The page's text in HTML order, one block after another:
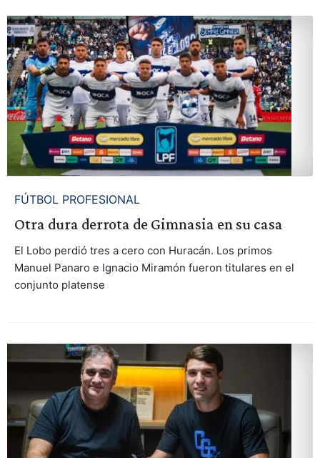
FÚTBOL PROFESIONAL
Otra dura derrota de Gimnasia en su casa
El Lobo perdió tres a cero con Huracán. Los primos
Manuel Panaro e Ignacio Miramón fueron titulares en el
conjunto platense